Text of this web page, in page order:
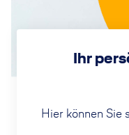
Ihr
Hier können Sie